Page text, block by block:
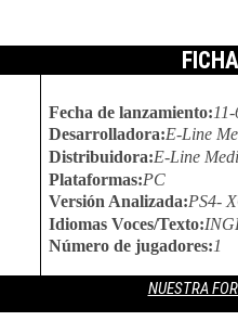
Fecha de lanzamiento:
Desarrolladora:E-Line
Distribuidora:E-Line
Plataformas:PC
Versión Analizada:PS4-
Idiomas Voces/Texto:
Número de jugadores:1
NUESTRA